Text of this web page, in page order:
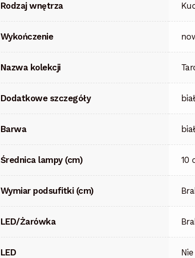
Rodzaj wnętrza
Wykończenie
Nazwa kolekcji
Dodatkowe szczegóły
Barwa
Średnica lampy (cm) 10
Wymiar podsufitki (cm)
LED/Żarówka
LED Nie